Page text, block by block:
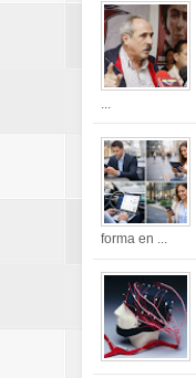
forma en ...